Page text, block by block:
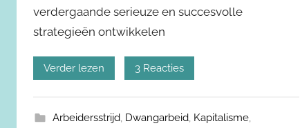
verdergaande serieuze en succesvolle
strategieën ontwikkelen
Verder lezen 3 Reacties
Arbeidersstrijd, Dwangarbeid, Kapitalisme,